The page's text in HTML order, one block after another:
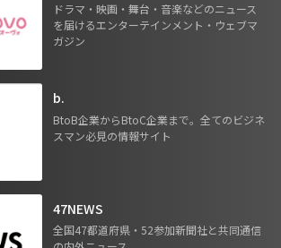
ドラマ・映画・舞台・音楽などのニュース
を届けるエンターテインメント・ウェブマ
ガジン
b.
BtoB企業からBtoC企業まで。全てのビジネ
スマン必見の情報サイト
47NEWS
全国47都道府県・52参加新聞社と共同通信